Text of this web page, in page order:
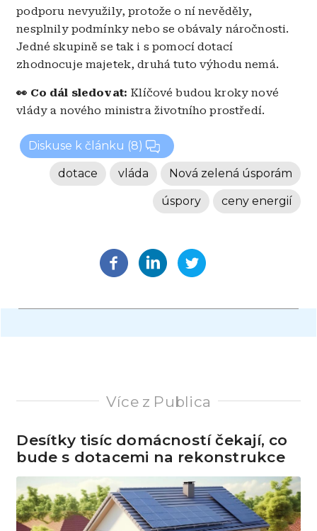
podporu nevyužily, protože o ní nevěděly,
nesplnily podmínky nebo se obávaly náročnosti.
Jedné skupině se tak i s pomocí dotací
zhodnocuje majetek, druhá tuto výhodu nemá.
👀 Co dál sledovat: Klíčové budou kroky nové
vlády a nového ministra životního prostředí.
Diskuse k článku (8)
Nová zelená úsporám
vláda
dotace
ceny energií
úspory
Více z Publica
Desítky tisíc domácností čekají, co
bude s dotacemi na rekonstrukce